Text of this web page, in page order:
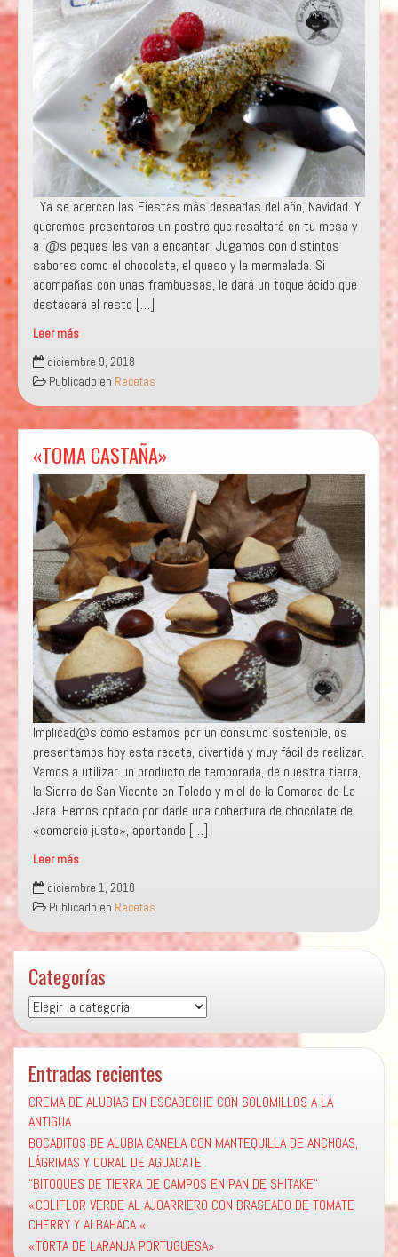
Ya se acercan las Fiestas más deseadas del año, Navidad. Y
queremos presentaros un postre que resaltará en tu mesa y
a l@s peques les van a encantar. Jugamos con distintos
sabores como el chocolate, el queso y la mermelada. Si
acompañas con unas frambuesas, le dará un toque ácido que
destacará el resto […]
Leer más
«ABETO
DE
PISTACHO»
diciembre 9, 2018
Publicado en Recetas
«TOMA CASTAÑA»
Implicad@s como estamos por un consumo sostenible, os
presentamos hoy esta receta, divertida y muy fácil de realizar.
Vamos a utilizar un producto de temporada, de nuestra tierra,
la Sierra de San Vicente en Toledo y miel de la Comarca de La
Jara. Hemos optado por darle una cobertura de chocolate de
«comercio justo», aportando […]
Leer más
«TOMA
CASTAÑA»
diciembre 1, 2018
Publicado en Recetas
Categorías
Categorías
Entradas recientes
CREMA DE ALUBIAS EN ESCABECHE CON SOLOMILLOS A LA
ANTIGUA
BOCADITOS DE ALUBIA CANELA CON MANTEQUILLA DE ANCHOAS,
LÁGRIMAS Y CORAL DE AGUACATE
“BITOQUES DE TIERRA DE CAMPOS EN PAN DE SHITAKE“
«COLIFLOR VERDE AL AJOARRIERO CON BRASEADO DE TOMATE
CHERRY Y ALBAHACA «
«TORTA DE LARANJA PORTUGUESA»